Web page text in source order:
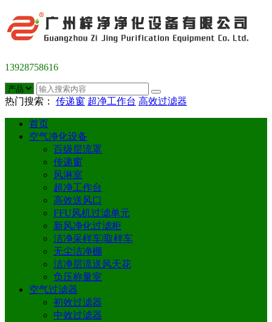
13928758616
热门搜索： 传递窗 超净工作台 高效过滤器
首页
空气净化设备
百级层流罩
传递窗
风淋室
超净工作台
高效送风口
FFU风机过滤单元
新风净化过滤柜
洁净采样车|取样车
无尘洁净棚
洁净层流送风天花
负压称量室
空气过滤器
初效过滤器
中效过滤器